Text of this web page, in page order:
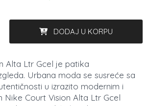
DODAJ U KORPU
Alta Ltr Gcel je patika
Urbana moda se susreće sa
u izrazito modernim i
Nike Court Vision Alta Ltr Gcel